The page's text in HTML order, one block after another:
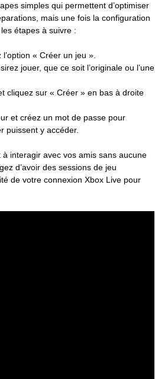
simples qui permettent d’optimiser
mais une fois la configuration
étapes à suivre :
l’option « Créer un jeu ».
jouer, que ce soit l’originale ou l’une
cliquez sur « Créer » en bas à droite
et créez un mot de passe pour
puissent y accéder.
interagir avec vos amis sans aucune
d’avoir des sessions de jeu
de votre connexion Xbox Live pour